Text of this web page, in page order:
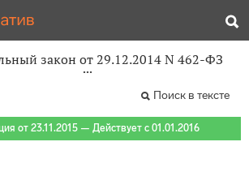
закон от 29.12.2014 N 462-ФЗ
Поиск в тексте
от 23.11.2015 — Действует с 01.01.2016